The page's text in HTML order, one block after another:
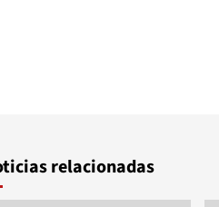
relacionadas